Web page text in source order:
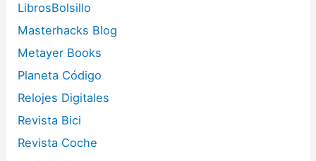
LibrosBolsillo
Masterhacks Blog
Metayer Books
Planeta Código
Relojes Digitales
Revista Bici
Revista Coche